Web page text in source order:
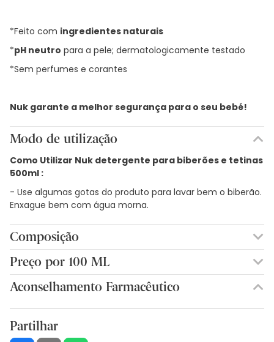
*Feito com ingredientes naturais
*pH neutro para a pele; dermatologicamente testado
*Sem perfumes e corantes
Nuk garante a melhor segurança para o seu bebé!
Modo de utilização
Como Utilizar Nuk detergente para biberões e tetinas
500ml :
- Use algumas gotas do produto para lavar bem o biberão.
Enxague bem com água morna.
Composição
Composição
ENZIMI, FORMIC ACID, POTASSIUM SORBATE.
Preço por 100 ML
0,67€ / 100 ml
Aconselhamento Farmacêutico
Partilhar